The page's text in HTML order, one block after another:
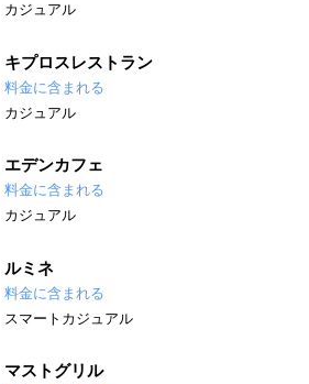
カジュアル
キプロスレストラン
料金に含まれる
カジュアル
エデンカフェ
料金に含まれる
カジュアル
ルミネ
料金に含まれる
スマートカジュアル
マストグリル